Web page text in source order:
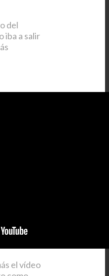
del
iba a salir
el vídeo